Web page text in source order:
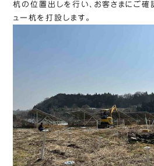
杭の位置出しを行い、お客さまにご確
ュー杭を打設します。